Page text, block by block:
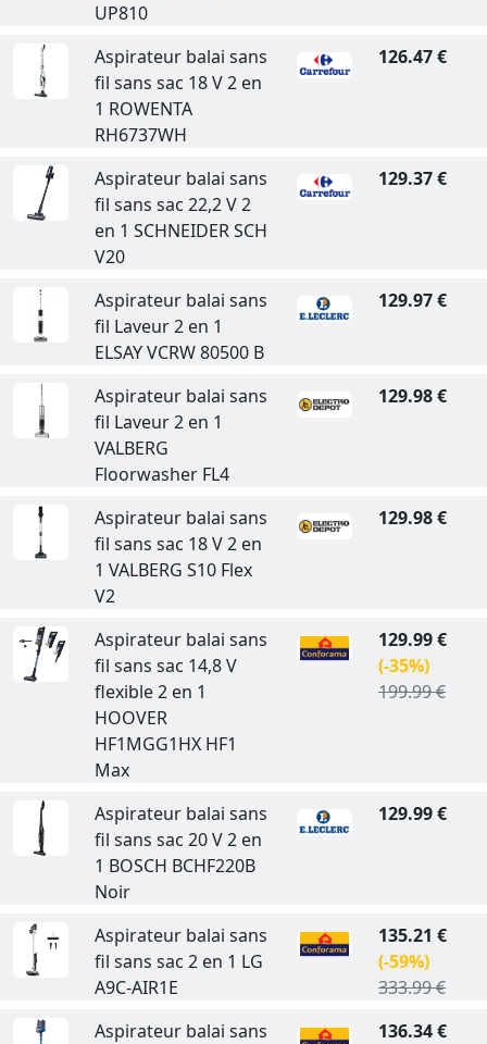
UP810
Aspirateur balai sans
fil sans sac 18 V 2 en
1 ROWENTA
RH6737WH
126.47 €
Aspirateur balai sans
fil sans sac 22,2 V 2
en 1 SCHNEIDER SCH
V20
129.37 €
Aspirateur balai sans
fil Laveur 2 en 1
ELSAY VCRW 80500 B
129.97 €
Aspirateur balai sans
fil Laveur 2 en 1
VALBERG
Floorwasher FL4
129.98 €
Aspirateur balai sans
fil sans sac 18 V 2 en
1 VALBERG S10 Flex
V2
129.98 €
Aspirateur balai sans
fil sans sac 14,8 V
flexible 2 en 1
HOOVER
HF1MGG1HX HF1
Max
129.99 €
(-35%)
199.99 €
Aspirateur balai sans
fil sans sac 20 V 2 en
1 BOSCH BCHF220B
Noir
129.99 €
Aspirateur balai sans
fil sans sac 2 en 1 LG
A9C-AIR1E
135.21 €
(-59%)
333.99 €
Aspirateur balai sans
136.34 €